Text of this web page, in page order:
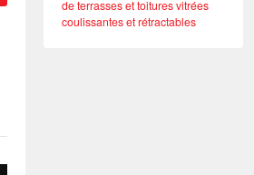
de terrasses et toitures vitrées
coulissantes et rétractables